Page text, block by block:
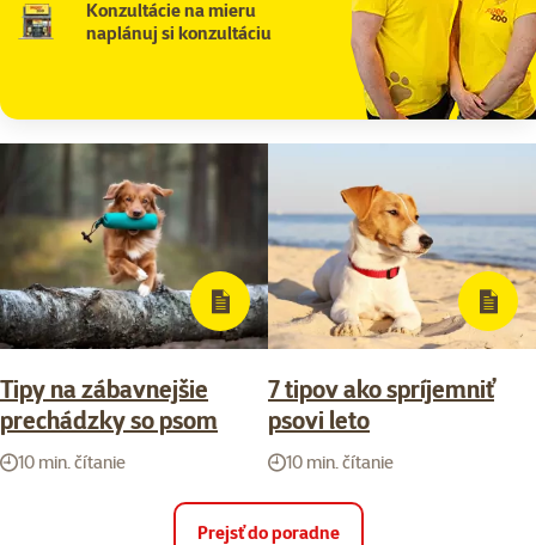
Konzultácie na mieru
naplánuj si konzultáciu
Tipy na zábavnejšie
prechádzky so psom
10 min. čítanie
7 tipov ako spríjemniť
psovi leto
10 min. čítanie
Prejsť do poradne